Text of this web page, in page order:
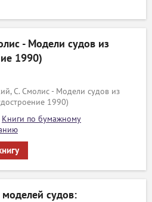
- Модели судов из
1990)
С. Смолис - Модели судов из
1990)
Книги по бумажному
судов: